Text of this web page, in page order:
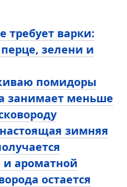
требует варки:
зелени и
помидоры
занимает меньше
зимняя
и ароматной
остается